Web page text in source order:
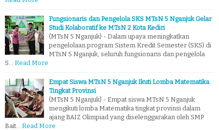
Fungsionaris dan Pengelola SKS MTsN 5 Nganjuk Gelar
Studi Kolaboratif ke MTsN 2 Kota Kediri
(MTsN 5 Nganjuk) - Dalam upaya meningkatkan
pengelolaan program Sistem Kredit Semester (SKS) di
MTsN 5 Nganjuk, seluruh fungsionaris dan pengelola
S…
Read More
Empat Siswa MTsN 5 Nganjuk Ikuti Lomba Matematika
Tingkat Provinsi
(MTsN 5 Nganjuk) - Empat siswa MTsN 5 Nganjuk
mengikuti lomba Matematika tingkat provinsi dalam
ajang BAIZ Olimpiad yang diselenggarakan oleh SMP
Bait…
Read More